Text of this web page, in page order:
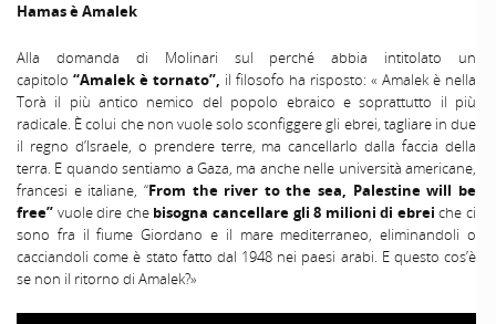
Hamas è Amalek
Alla domanda di Molinari sul perché abbia intitolato un
capitolo “Amalek è tornato”, il filosofo ha risposto: « Amalek è nella
Torà il più antico nemico del popolo ebraico e soprattutto il più
radicale. È colui che non vuole solo sconfiggere gli ebrei, tagliare in due
il regno d’Israele, o prendere terre, ma cancellarlo dalla faccia della
terra. E quando sentiamo a Gaza, ma anche nelle università americane,
francesi e italiane, “From the river to the sea, Palestine will be
free” vuole dire che bisogna cancellare gli 8 milioni di ebrei che ci
sono fra il fiume Giordano e il mare mediterraneo, eliminandoli o
cacciandoli come è stato fatto dal 1948 nei paesi arabi. E questo cos’è
se non il ritorno di Amalek?»